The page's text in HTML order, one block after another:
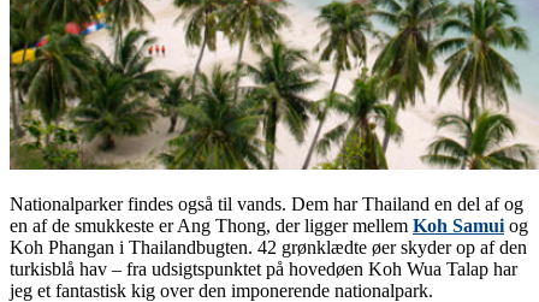
Nationalparker findes også til vands. Dem har Thailand en del af og
en af de smukkeste er Ang Thong, der ligger mellem Koh Samui og
Koh Phangan i Thailandbugten. 42 grønklædte øer skyder op af den
turkisblå hav – fra udsigtspunktet på hovedøen Koh Wua Talap har
jeg et fantastisk kig over den imponerende nationalpark.